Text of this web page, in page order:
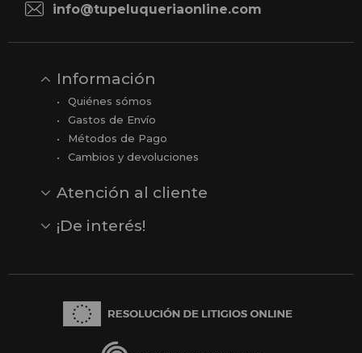
info@tupeluqueriaonline.com
Información
Quiénes sómos
Gastos de Envío
Métodos de Pago
Cambios y devoluciones
Atención al cliente
Opiniones
Reseñas en Google
¡De interés!